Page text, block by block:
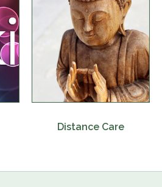
Distance Care